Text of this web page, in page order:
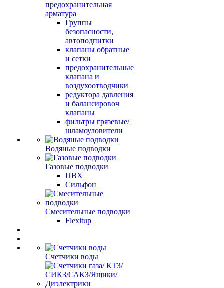
предохранительная
арматура
Группы
безопасности,
автоподпитки
клапаны обратные
и сетки
предохранительные
клапана и
воздухоотводчики
редуктора давления
и балансировоч
клапаны
фильтры грязевые/
шламоуловители
Водяные подводки
Газовые подводки
ПВХ
Сильфон
Смесительные подводки
Flexitup
Счетчики воды